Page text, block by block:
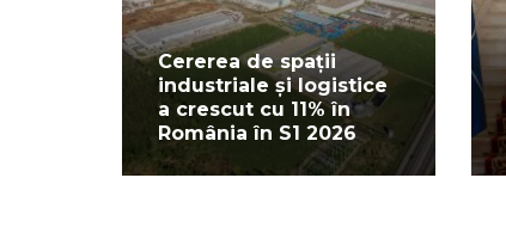
Cererea de spații
industriale și logistice
a crescut cu 11% în
România în S1 2026